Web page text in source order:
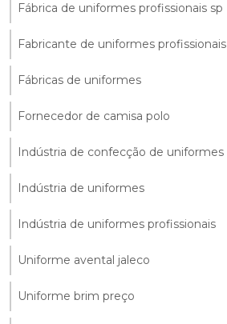
Fábrica de uniformes profissionais sp
Fabricante de uniformes profissionais
Fábricas de uniformes
Fornecedor de camisa polo
Indústria de confecção de uniformes
Indústria de uniformes
Indústria de uniformes profissionais
Uniforme avental jaleco
Uniforme brim preço